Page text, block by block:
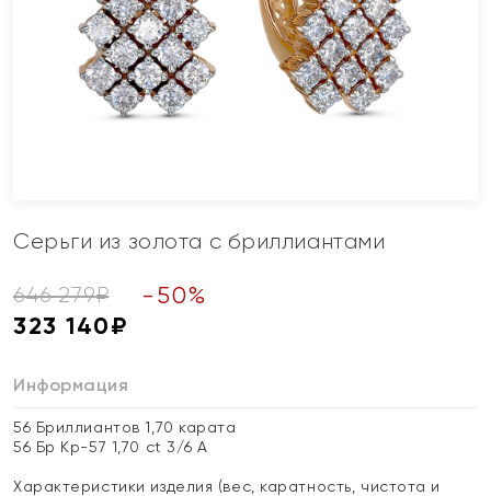
Серьги из золота с бриллиантами
646 279₽ - 50%
323 140₽
Информация
56 Бриллиантов 1,70 карата
56 Бр Кр-57 1,70 ct 3/6 А
Характеристики изделия (вес, каратность, чистота и